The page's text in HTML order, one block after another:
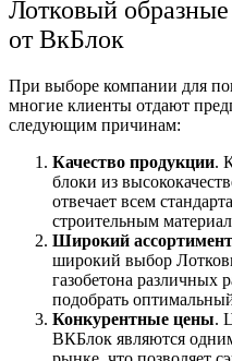
Лотковый
от ВкБлок
При выборе компании для
многие клиенты отдают
следующим причинам:
Качество продукции.
блоки из
отвечает всем
строительным
Широкий ассортимент
широкий выбор
газобетона различных
подобрать
Конкурентные цены.
ВКБлок являются